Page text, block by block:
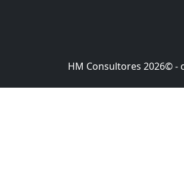
HM Consultores 2026© -